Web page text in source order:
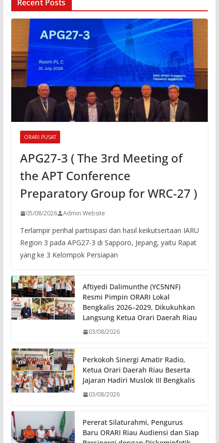
Recent Posts
ORARI PUSAT
APG27-3 ( The 3rd Meeting of
the APT Conference
Preparatory Group for WRC-27 )
05/08/2026 Admin Website
Terlampir perihal partisipasi dan hasil keikutsertaan IARU
Region 3 pada APG27-3 di Sapporo, Jepang, yaitu Rapat
yang ke 3 Kelompok Persiapan
Aftiyedi Dalimunthe (YC5NNF)
Resmi Pimpin ORARI Lokal
Bengkalis 2026–2029, Dikukuhkan
Langsung Ketua Orari Daerah Riau
03/08/2026
Perkokoh Sinergi Amatir Radio,
Ketua Orari Daerah Riau Beserta
Jajaran Hadiri Muslok III Bengkalis
03/08/2026
Pererat Silaturahmi, Pengurus
Baru ORARI Riau Audiensi dan Siap